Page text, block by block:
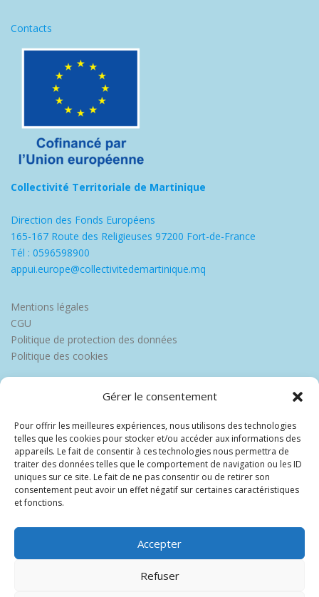
Gérer le consentement
Pour offrir les meilleures expériences, nous utilisons des technologies
telles que les cookies pour stocker et/ou accéder aux informations des
appareils. Le fait de consentir à ces technologies nous permettra de
traiter des données telles que le comportement de navigation ou les ID
uniques sur ce site. Le fait de ne pas consentir ou de retirer son
consentement peut avoir un effet négatif sur certaines caractéristiques
et fonctions.
Accepter
Refuser
Contacts
Collectivité Territoriale de Martinique
Direction des Fonds Européens
165-167 Route des Religieuses 97200 Fort-de-France
Tél : 0596598900
appui.europe@collectivitedemartinique.mq
Mentions légales
CGU
Politique de protection des données
Politique des cookies